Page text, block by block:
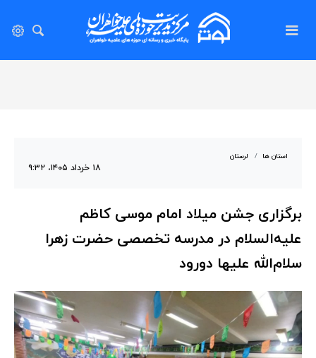
استان ها لرستان
۱۸ خرداد ۱۴۰۵، ۹:۳۲
برگزاری جشن میلاد امام موسی کاظم
علیه‌السلام در مدرسه تخصصی حضرت زهرا
سلام‌الله علیها دورود